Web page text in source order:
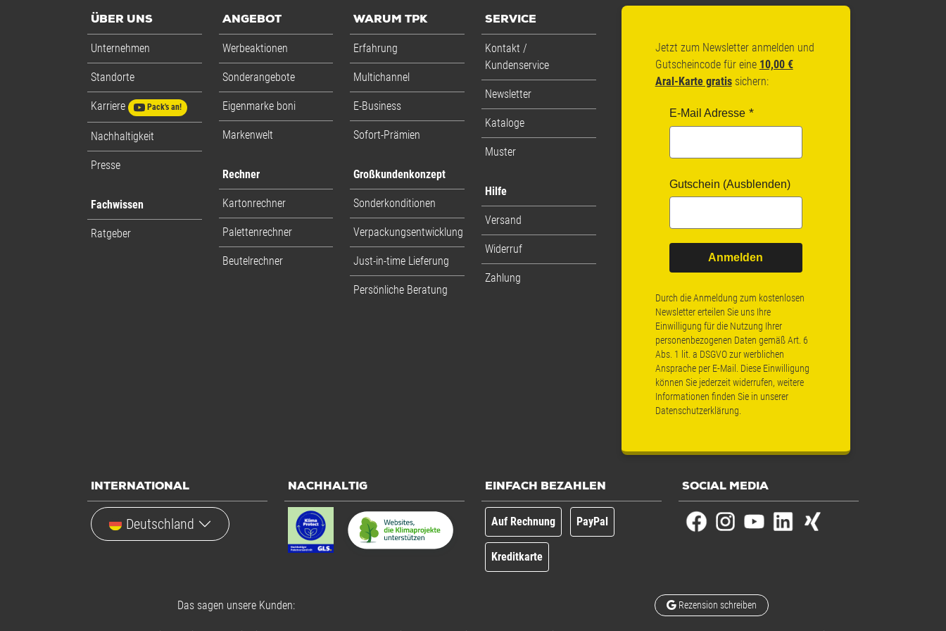
ÜBER UNS
Unternehmen
Standorte
Karriere Pack's an!
Nachhaltigkeit
Presse
Fachwissen
Ratgeber
ANGEBOT
Werbeaktionen
Sonderangebote
Eigenmarke boni
Markenwelt
Rechner
Kartonrechner
Palettenrechner
Beutelrechner
WARUM TPK
Erfahrung
Multichannel
E-Business
Sofort-Prämien
Großkundenkonzept
Sonderkonditionen
Verpackungsentwicklung
Just-in-time Lieferung
Persönliche Beratung
SERVICE
Kontakt /
Kundenservice
Newsletter
Kataloge
Muster
Hilfe
Versand
Widerruf
Zahlung
Jetzt zum Newsletter anmelden und
Gutscheincode für eine 10,00 €
Aral-Karte gratissichern:
E-Mail Adresse
Gutschein (Ausblenden)
Anmelden
Durch die Anmeldung zum kostenlosen
Newsletter erteilen Sie uns Ihre
Einwilligung für die Nutzung Ihrer
personenbezogenen Daten gemäß Art. 6
Abs. 1 lit. a DSGVO zur werblichen
Ansprache per E-Mail. Diese Einwilligung
können Sie jederzeit widerrufen, weitere
Informationen finden Sie in unserer
Datenschutzerklärung
INTERNATIONAL
Deutschland
NACHHALTIG EINFACH BEZAHLEN
Auf Rechnung PayPal
Kreditkarte
SOCIAL MEDIA
Das sagen unsere Kunden: Rezension schreiben